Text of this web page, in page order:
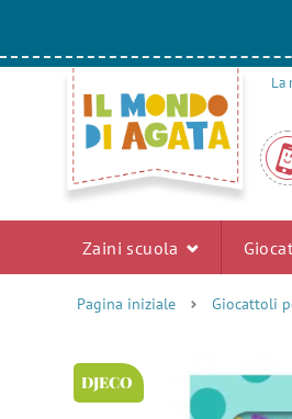
La
Zaini scuola
Pagina iniziale Giocattoli
DJECO